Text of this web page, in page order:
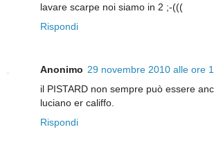
lavare scarpe noi siamo in 2 ;-(((
Rispondi
Anonimo 29 novembre 2010 alle ore
il PISTARD non sempre può essere
luciano er califfo.
Rispondi